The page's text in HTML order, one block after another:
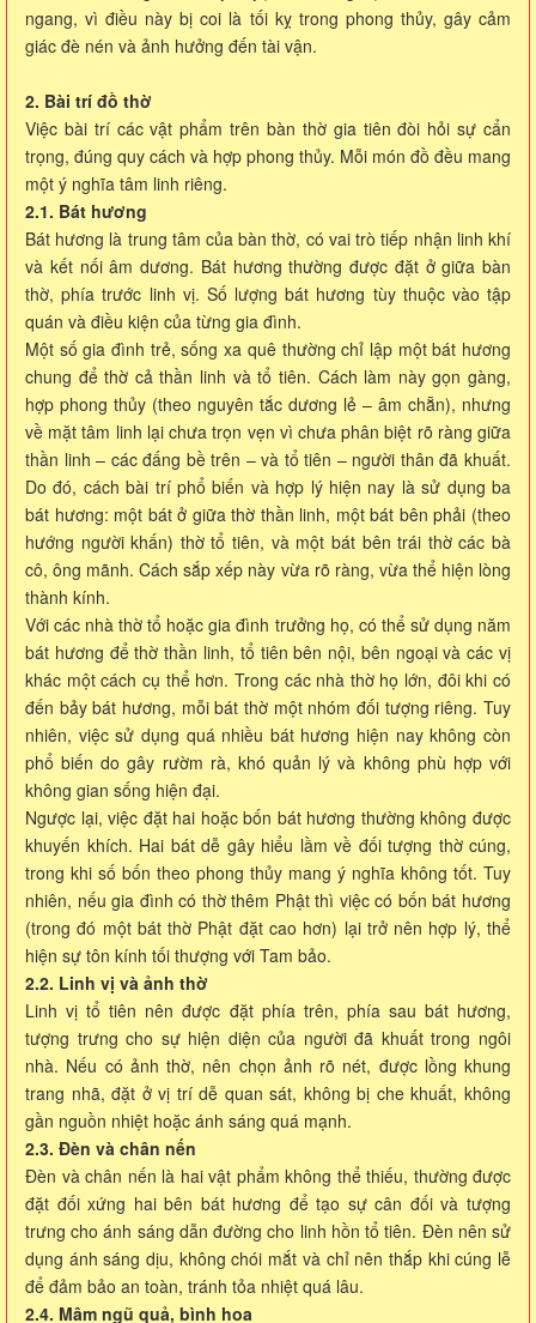
ngang, vì điều này bị coi là tối kỵ trong phong thủy, gây cảm
giác đè nén và ảnh hưởng đến tài vận.
2. Bài trí đồ thờ
Việc bài trí các vật phẩm trên bàn thờ gia tiên đòi hỏi sự cẩn
trọng, đúng quy cách và hợp phong thủy. Mỗi món đồ đều mang
một ý nghĩa tâm linh riêng.
2.1. Bát hương
Bát hương là trung tâm của bàn thờ, có vai trò tiếp nhận linh khí
và kết nối âm dương. Bát hương thường được đặt ở giữa bàn
thờ, phía trước linh vị. Số lượng bát hương tùy thuộc vào tập
quán và điều kiện của từng gia đình.
Một số gia đình trẻ, sống xa quê thường chỉ lập một bát hương
chung để thờ cả thần linh và tổ tiên. Cách làm này gọn gàng,
hợp phong thủy (theo nguyên tắc dương lẻ – âm chẵn), nhưng
về mặt tâm linh lại chưa trọn vẹn vì chưa phân biệt rõ ràng giữa
thần linh – các đấng bề trên – và tổ tiên – người thân đã khuất.
Do đó, cách bài trí phổ biến và hợp lý hiện nay là sử dụng ba
bát hương: một bát ở giữa thờ thần linh, một bát bên phải (theo
hướng người khấn) thờ tổ tiên, và một bát bên trái thờ các bà
cô, ông mãnh. Cách sắp xếp này vừa rõ ràng, vừa thể hiện lòng
thành kính.
Với các nhà thờ tổ hoặc gia đình trưởng họ, có thể sử dụng năm
bát hương để thờ thần linh, tổ tiên bên nội, bên ngoại và các vị
khác một cách cụ thể hơn. Trong các nhà thờ họ lớn, đôi khi có
đến bảy bát hương, mỗi bát thờ một nhóm đối tượng riêng. Tuy
nhiên, việc sử dụng quá nhiều bát hương hiện nay không còn
phổ biến do gây rườm rà, khó quản lý và không phù hợp với
không gian sống hiện đại.
Ngược lại, việc đặt hai hoặc bốn bát hương thường không được
khuyến khích. Hai bát dễ gây hiểu lầm về đối tượng thờ cúng,
trong khi số bốn theo phong thủy mang ý nghĩa không tốt. Tuy
nhiên, nếu gia đình có thờ thêm Phật thì việc có bốn bát hương
(trong đó một bát thờ Phật đặt cao hơn) lại trở nên hợp lý, thể
hiện sự tôn kính tối thượng với Tam bảo.
2.2. Linh vị và ảnh thờ
Linh vị tổ tiên nên được đặt phía trên, phía sau bát hương,
tượng trưng cho sự hiện diện của người đã khuất trong ngôi
nhà. Nếu có ảnh thờ, nên chọn ảnh rõ nét, được lồng khung
trang nhã, đặt ở vị trí dễ quan sát, không bị che khuất, không
gần nguồn nhiệt hoặc ánh sáng quá mạnh.
2.3. Đèn và chân nến
Đèn và chân nến là hai vật phẩm không thể thiếu, thường được
đặt đối xứng hai bên bát hương để tạo sự cân đối và tượng
trưng cho ánh sáng dẫn đường cho linh hồn tổ tiên. Đèn nên sử
dụng ánh sáng dịu, không chói mắt và chỉ nên thắp khi cúng lễ
để đảm bảo an toàn, tránh tỏa nhiệt quá lâu.
2.4. Mâm ngũ quả, bình hoa